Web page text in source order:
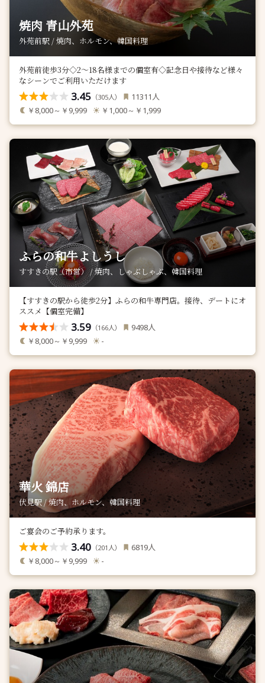
焼肉 青山外苑
外苑前駅 / 焼肉、ホルモン、韓国料理
外苑前徒歩3分◇2～18名様までの個室有◇記念日や接待など様々
なシーンでご利用いただけます
3.45 （305人） 11311 人
￥8,000～￥9,999 ￥1,000～￥1,999
ふらの和牛よしうし
すすきの駅（市営） / 焼肉、しゃぶしゃぶ、韓国料理
【すすきの駅から徒歩2分】ふらの和牛専門店。接待、デートにオ
ススメ【個室完備】
3.59 （166人） 9498人
￥8,000～￥9,999 -
華火 錦店
伏見駅 / 焼肉、ホルモン、韓国料理
ご宴会のご予約承ります。
3.40 （201 人） 6819人
￥8,000～￥9,999 -